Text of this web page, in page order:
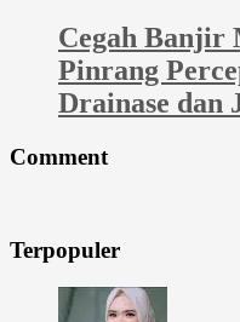
Cegah Banjir
Pinrang
Drainase dan
Comment
Terpopuler